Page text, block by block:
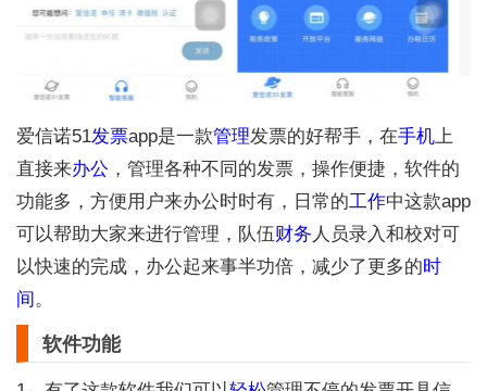
爱信诺51发票app是一款管理发票的好帮手，在手机上
直接来办公 ，管理各种不同的发票，操作便捷，软件的
功能多，方便用户来办公时时有，日常的工作中这款app
可以帮助大家来进行管理，队伍财务 人员录入和校对可
以快速的完成，办公起来事半功倍，减少了更多的时
间。
软件功能